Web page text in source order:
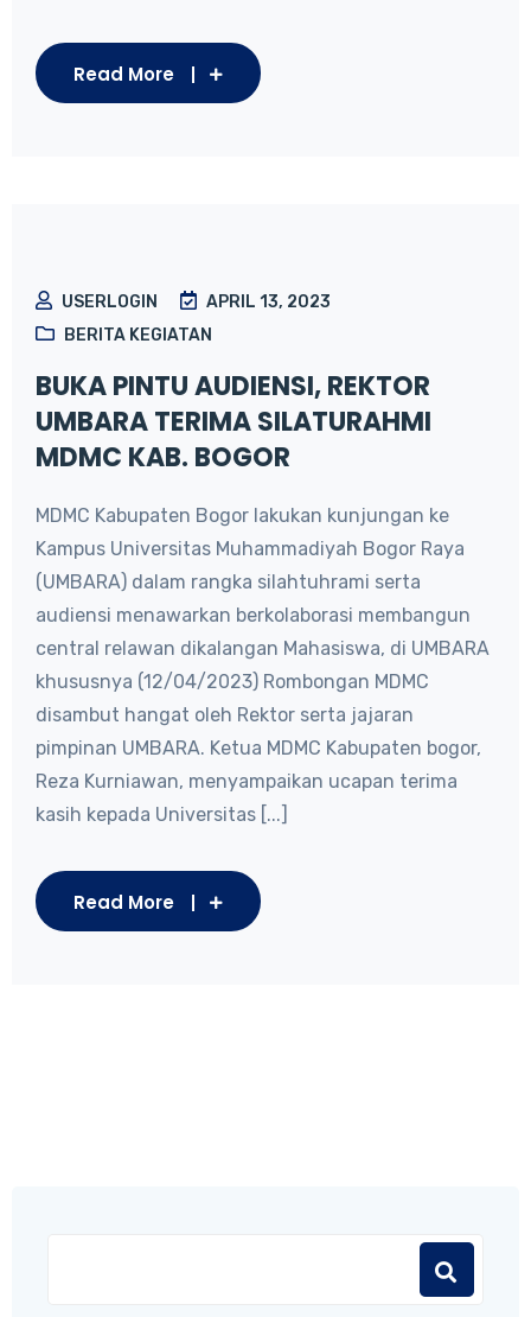
Read More
USERLOGIN
APRIL 13, 2023
BERITA KEGIATAN
BUKA PINTU AUDIENSI, REKTOR
UMBARA TERIMA SILATURAHMI
MDMC KAB. BOGOR
MDMC Kabupaten Bogor lakukan kunjungan ke
Kampus Universitas Muhammadiyah Bogor Raya
(UMBARA) dalam rangka silahtuhrami serta
audiensi menawarkan berkolaborasi membangun
central relawan dikalangan Mahasiswa, di UMBARA
khususnya (12/04/2023) Rombongan MDMC
disambut hangat oleh Rektor serta jajaran
pimpinan UMBARA. Ketua MDMC Kabupaten bogor,
Reza Kurniawan, menyampaikan ucapan terima
kasih kepada Universitas [...]
Read More